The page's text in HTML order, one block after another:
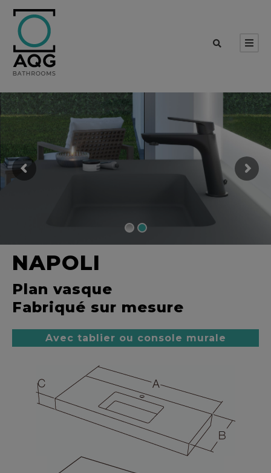
NAPOLI
Plan vasque
Fabriqué sur mesure
Avec tablier ou console murale